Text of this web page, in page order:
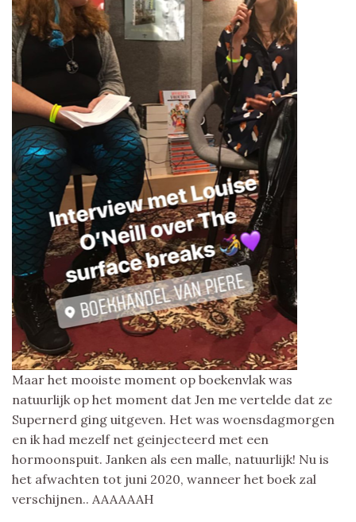
Maar het mooiste moment op boekenvlak was
natuurlijk op het moment dat Jen me vertelde dat ze
Supernerd ging uitgeven. Het was woensdagmorgen
en ik had mezelf net geinjecteerd met een
hormoonspuit. Janken als een malle, natuurlijk! Nu is
het afwachten tot juni 2020, wanneer het boek zal
verschijnen.. AAAAAAH